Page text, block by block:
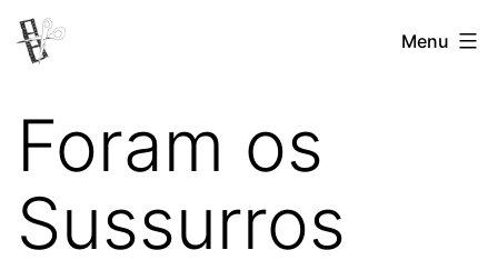
Pular
para
conteúdo
Revista
Menu
Foram os
Sussurros